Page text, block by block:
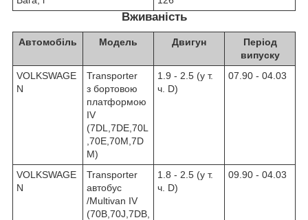
Вживаність
Автомобіль Модель Двигун
Період
випуску
VOLKSWAGE
N
Transporter
з бортовою
платформою
IV
(7DL,7DE,70L
,70E,70M,7D
M)
1.9 - 2.5 (у т.
ч. D)
07.90 - 04.03
VOLKSWAGE
N
Transporter
автобус
/Multivan IV
(70B,70J,7DB,
1.8 - 2.5 (у т.
ч. D)
09.90 - 04.03